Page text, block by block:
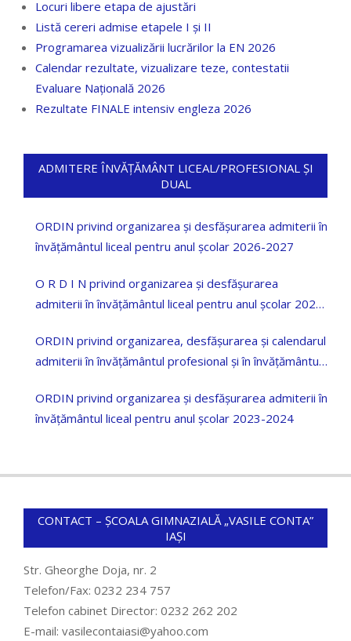
Locuri libere etapa de ajustări
Listă cereri admise etapele I și II
Programarea vizualizării lucrărilor la EN 2026
Calendar rezultate, vizualizare teze, contestatii
Evaluare Națională 2026
Rezultate FINALE intensiv engleza 2026
ADMITERE ÎNVĂȚĂMÂNT LICEAL/PROFESIONAL ȘI
DUAL
ORDIN privind organizarea și desfășurarea admiterii în
învățământul liceal pentru anul școlar 2026-2027
O R D I N privind organizarea și desfășurarea
admiterii în învățământul liceal pentru anul școlar 2025
ORDIN privind organizarea, desfășurarea și calendarul
admiterii în învățământul profesional și în învățământul
ORDIN privind organizarea și desfășurarea admiterii în
învățământul liceal pentru anul școlar 2023-2024
CONTACT – ȘCOALA GIMNAZIALĂ „VASILE CONTA”
IAȘI
Str. Gheorghe Doja, nr. 2
Telefon/Fax: 0232 234 757
Telefon cabinet Director: 0232 262 202
E-mail: vasilecontaiasi@yahoo.com